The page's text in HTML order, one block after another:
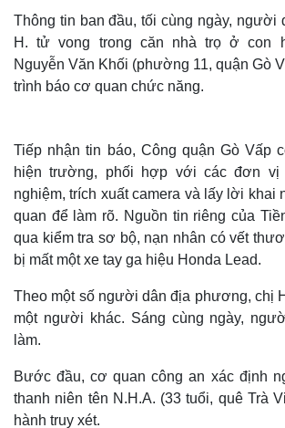
Thông tin ban đầu, tối cùng ngày, người
H. tử vong trong căn nhà trọ ở con
Nguyễn Văn Khối (phường 11, quận Gò
trình báo cơ quan chức năng.
Tiếp nhận tin báo, Công quận Gò Vấp
hiện trường, phối hợp với các đơn vị
nghiệm, trích xuất camera và lấy lời khai
quan để làm rõ. Nguồn tin riêng của
qua kiểm tra sơ bộ, nạn nhân có vết
bị mất một xe tay ga hiệu Honda Lead.
Theo một số người dân địa phương, chị
một người khác. Sáng cùng ngày,
làm.
Bước đầu, cơ quan công an xác định
thanh niên tên N.H.A. (33 tuổi, quê Trà
hành truy xét.